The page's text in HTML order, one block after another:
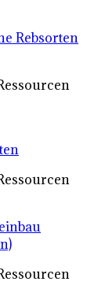
Rebsorten